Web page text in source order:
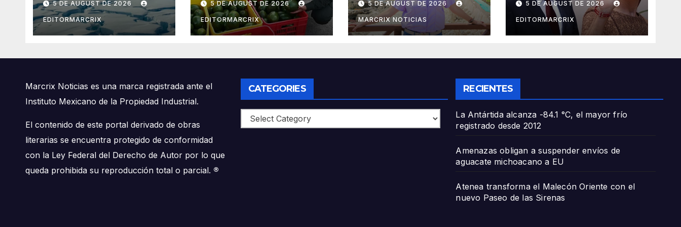
desde 2012
5 DE AUGUST DE 2026
EDITORMARCRIX
michoacano a EU
5 DE AUGUST DE 2026
EDITORMARCRIX
de las Sirenas
5 DE AUGUST DE 2026
MARCRIX NOTICIAS
llegada de Batres a
la Corte
5 DE AUGUST DE 2026
EDITORMARCRIX
Marcrix Noticias es una marca registrada ante el
Instituto Mexicano de la Propiedad Industrial.
El contenido de este portal derivado de obras
literarias se encuentra protegido de conformidad
con la Ley Federal del Derecho de Autor por lo que
queda prohibida su reproducción total o parcial. ®
CATEGORIES
Categories
RECIENTES
La Antártida alcanza -84.1 °C, el mayor frío
registrado desde 2012
Amenazas obligan a suspender envíos de
aguacate michoacano a EU
Atenea transforma el Malecón Oriente con el
nuevo Paseo de las Sirenas